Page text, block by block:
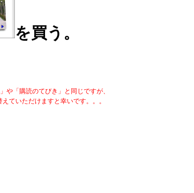
を買う。
」や「購読のてびき」と同じですが、
ていただけますと幸いです。。。